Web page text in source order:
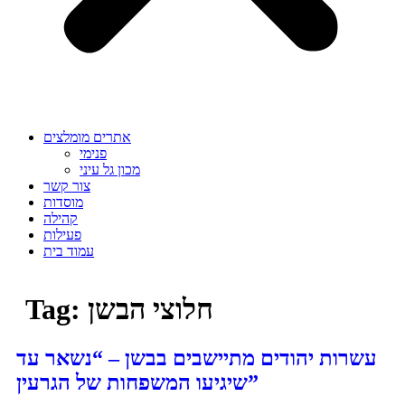
אתרים מומלצים
פנימי
מכון גל עיני
צור קשר
מוסדות
קהילה
פעילות
עמוד בית
Tag: חלוצי הבשן
עשרות יהודים מתיישבים בבשן – “נשאר עד
שיגיעו המשפחות של הגרעין”